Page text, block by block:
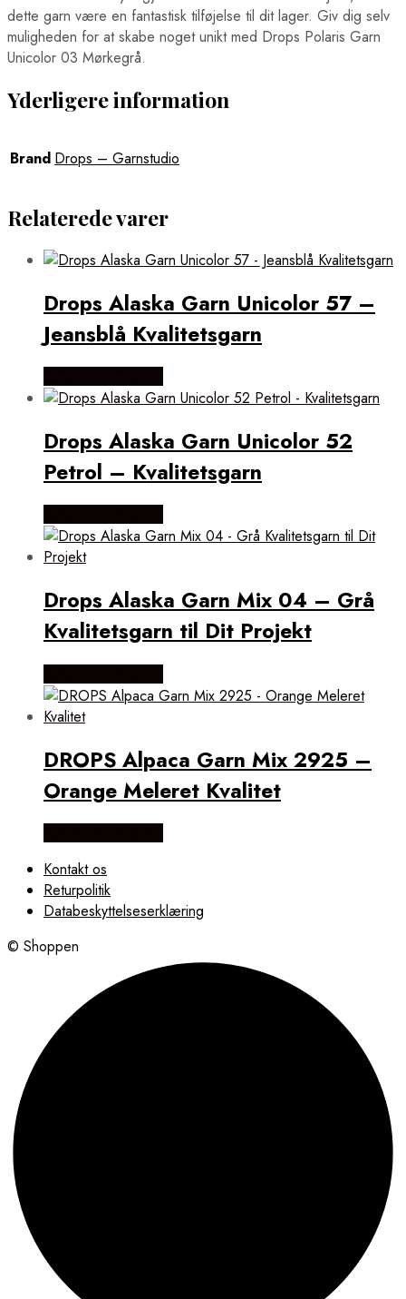
dette garn være en fantastisk tilføjelse til dit lager. Giv dig selv
muligheden for at skabe noget unikt med Drops Polaris Garn
Unicolor 03 Mørkegrå.
Yderligere information
Brand Drops – Garnstudio
Relaterede varer
Drops Alaska Garn Unicolor 57 –
Jeansblå Kvalitetsgarn
Drops Alaska Garn Unicolor 52
Petrol – Kvalitetsgarn
Drops Alaska Garn Mix 04 – Grå
Kvalitetsgarn til Dit Projekt
DROPS Alpaca Garn Mix 2925 –
Orange Meleret Kvalitet
Kontakt os
Returpolitik
Databeskyttelseserklæring
© Shoppen